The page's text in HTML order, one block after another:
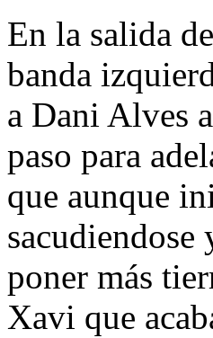
En la salida
banda
a Dani Alves
paso para
que aunque
poner más
Xavi que